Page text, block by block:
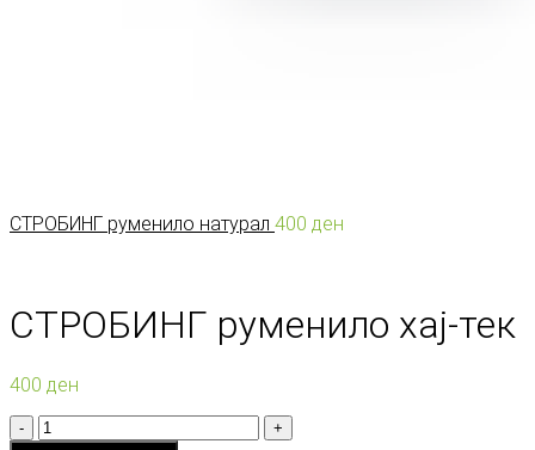
СТРОБИНГ руменило натурал 400 ден
СТРОБИНГ руменило хај-тек
400 ден
Количина